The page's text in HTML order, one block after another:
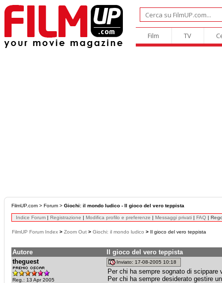
Film TV
FilmUP.com > Forum > Giochi: il mondo ludico - Il gioco del vero teppista
Indice Forum | Registrazione | Modifica profilo e preferenze | Messaggi privati | FAQ |
FilmUP Forum Index > Zoom Out > Giochi: il mondo ludico > Il gioco del vero teppista
Autore
Il gioco del vero teppista
theguest
Reg.: 13 Apr 2005
Inviato: 17-08-2005 10:18
Per chi ha sempre sognato di
Per chi ha sempre desiderato gestire